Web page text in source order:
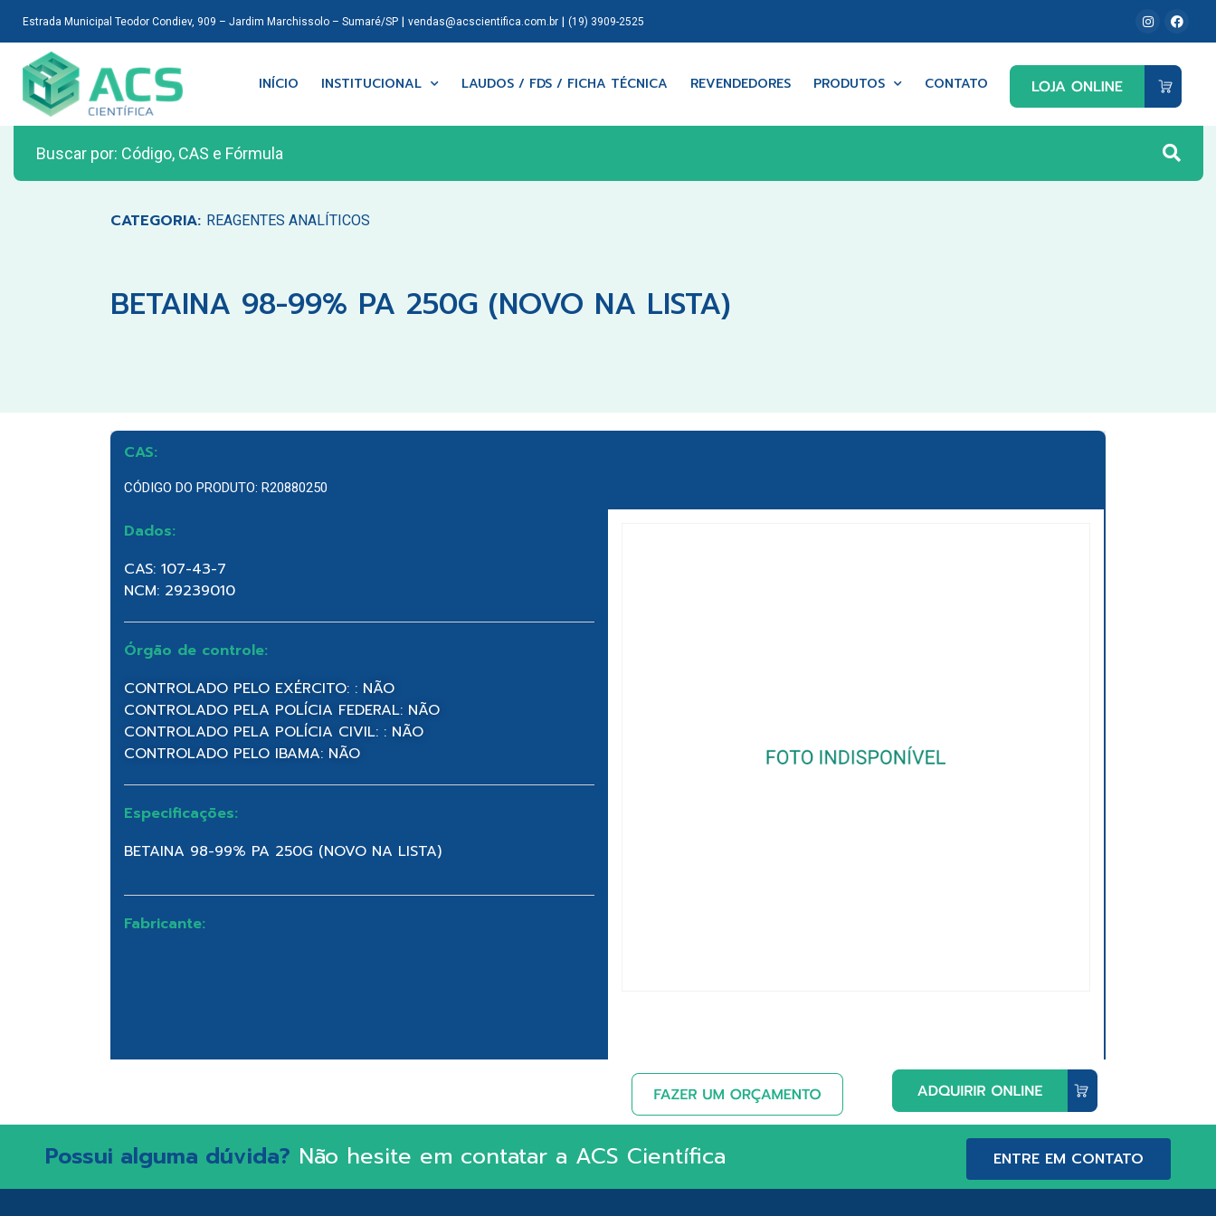
Estrada Municipal Teodor Condiev, 909 – Jardim Marchissolo – Sumaré/SP| vendas@acscientifica.com.br| (19) 3909-2525
INÍCIO INSTITUCIONAL LAUDOS / FDS / FICHA TÉCNICA REVENDEDORES PRODUTOS CONTATO
CATEGORIA: REAGENTES ANALÍTICOS
BETAINA 98-99% PA 250G (NOVO NA LISTA)
CAS:
CÓDIGO DO PRODUTO: R20880250
Dados:
CAS: 107-43-7
NCM: 29239010
Órgão de controle:
CONTROLADO PELO EXÉRCITO: : NÃO
CONTROLADO PELA POLÍCIA FEDERAL: NÃO
CONTROLADO PELA POLÍCIA CIVIL: : NÃO
CONTROLADO PELO IBAMA: NÃO
Especificações:
BETAINA 98-99% PA 250G (NOVO NA LISTA)
Fabricante:
Possui alguma dúvida? Não hesite em contatar a ACS Científica ENTRE EM CONTATO